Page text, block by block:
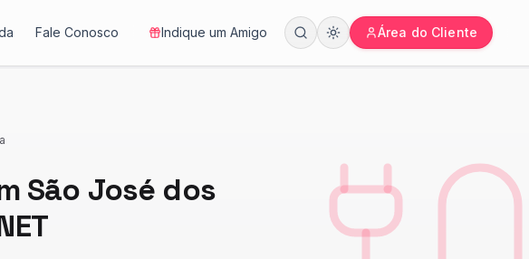
Fale Conosco Indique um Amigo Área do Cliente
São José dos